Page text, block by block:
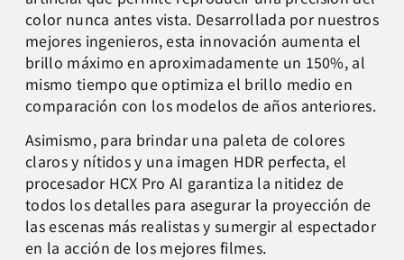
color nunca antes vista. Desarrollada por nuestros
mejores ingenieros, esta innovación aumenta el
brillo máximo en aproximadamente un 150%, al
mismo tiempo que optimiza el brillo medio en
comparación con los modelos de años anteriores.
Asimismo, para brindar una paleta de colores
claros y nítidos y una imagen HDR perfecta, el
procesador HCX Pro AI garantiza la nitidez de
todos los detalles para asegurar la proyección de
las escenas más realistas y sumergir al espectador
en la acción de los mejores filmes.